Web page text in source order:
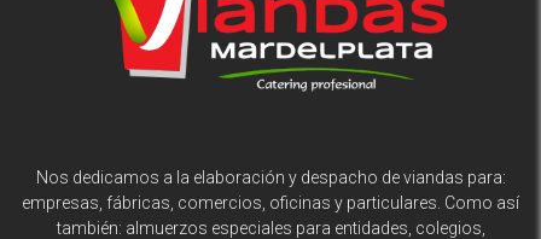
Nos dedicamos a la elaboración y despacho de viandas para:
empresas, fábricas, comercios, oficinas y particulares. Como así
también: almuerzos especiales para entidades, colegios,